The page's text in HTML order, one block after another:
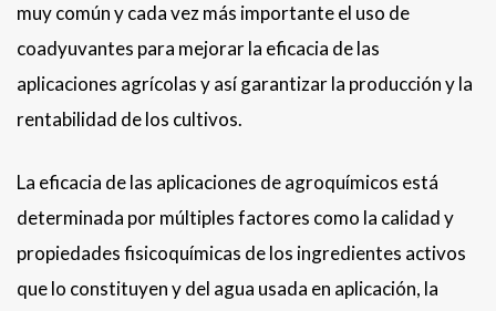
muy común y cada vez más importante el uso de
coadyuvantes para mejorar la eficacia de las
aplicaciones agrícolas y así garantizar la producción y la
rentabilidad de los cultivos.
La eficacia de las aplicaciones de agroquímicos está
determinada por múltiples factores como la calidad y
propiedades fisicoquímicas de los ingredientes activos
que lo constituyen y del agua usada en aplicación, la